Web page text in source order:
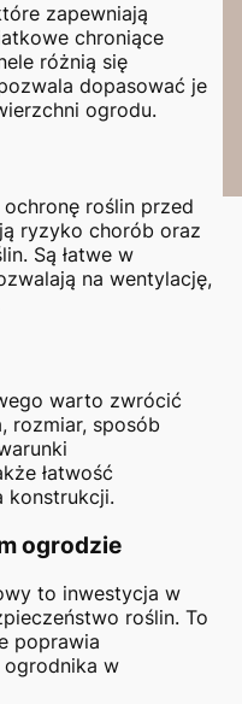
zapewniają
chroniące
różnią się
dopasować je
ogrodu.
roślin przed
ryzyko chorób oraz
Są łatwe w
na wentylację,
warto zwrócić
rozmiar, sposób
łatwość
konstrukcji.
ogrodzie
to inwestycja w
roślin. To
poprawia
w